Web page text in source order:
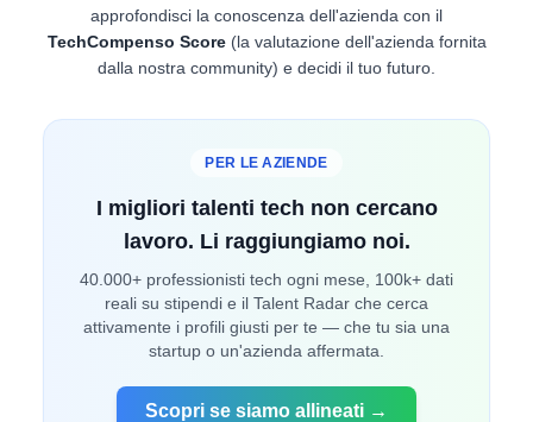
approfondisci la conoscenza dell'azienda con il
TechCompenso Score(la valutazione dell'azienda fornita
dalla nostra community) e decidi il tuo futuro.
PER LE AZIENDE
I migliori talenti tech non cercano
lavoro. Li raggiungiamo noi.
40.000+ professionisti tech ogni mese, 100k+ dati
reali su stipendi e il Talent Radar che cerca
attivamente i profili giusti per te — che tu sia una
startup o un'azienda affermata.
Scopri se siamo allineati →